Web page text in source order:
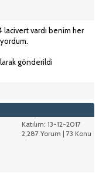
lacivert vardı benim her
gönderildi
Katılım: 13-12-2017
2,287 Yorum | 73 Konu